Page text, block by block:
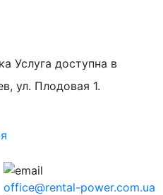
Услуга доступна в
ул. Плодовая 1.
office@rental-power.com.ua